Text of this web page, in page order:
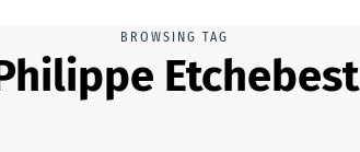
BROWSING TAG
Etchebest